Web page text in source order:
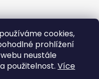
cookies,
prohlížení
neustále
použitelnost. Více
a vodítka?
a nemůže